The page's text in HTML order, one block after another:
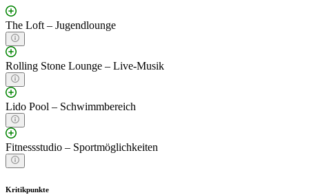
The Loft – Jugendlounge
Rolling Stone Lounge – Live-Musik
Lido Pool – Schwimmbereich
Fitnessstudio – Sportmöglichkeiten
Kritikpunkte